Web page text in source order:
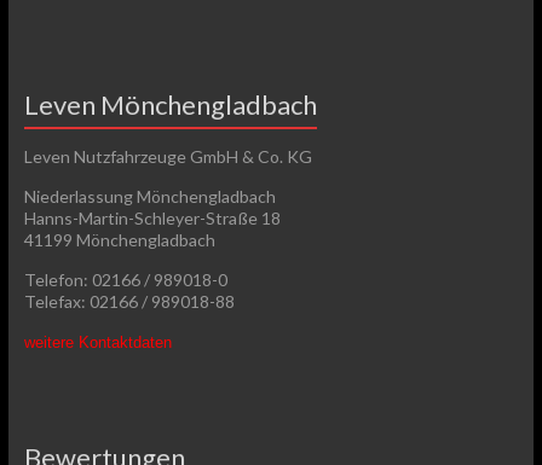
Leven Mönchengladbach
Leven Nutzfahrzeuge GmbH & Co. KG
Niederlassung Mönchengladbach
Hanns-Martin-Schleyer-Straße 18
41199 Mönchengladbach
Telefon: 02166 / 989018-0
Telefax: 02166 / 989018-88
weitere Kontaktdaten
Bewertungen